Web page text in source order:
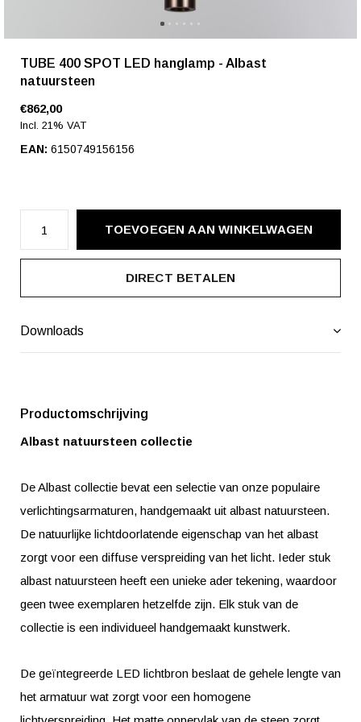
TUBE 400 SPOT LED hanglamp - Albast
natuursteen
€862,00
Incl. 21% VAT
EAN: 6150749156156
TOEVOEGEN AAN WINKELWAGEN
DIRECT BETALEN
Downloads
Productomschrijving
Albast natuursteen collectie
De Albast collectie bevat een selectie van onze populaire
verlichtingsarmaturen, handgemaakt uit albast natuursteen.
De natuurlijke lichtdoorlatende eigenschap van het albast
zorgt voor een diffuse verspreiding van het licht. Ieder stuk
albast natuursteen heeft een unieke ader tekening, waardoor
geen twee exemplaren hetzelfde zijn. Elk stuk van de
collectie is een individueel handgemaakt kunstwerk.
De geïntegreerde LED lichtbron beslaat de gehele lengte van
het armatuur wat zorgt voor een homogene